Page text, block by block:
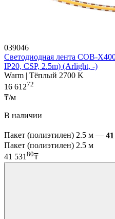
039046
Светодиодная лента COB-
IP20, CSP, 2.5m) (Arlight, -)
Warm | Тёплый 2700 K
16 61272
₸/м
В наличии
Пакет (полиэтилен) 2.5 м —
Пакет (полиэтилен) 2.5 м
41 531 80₸